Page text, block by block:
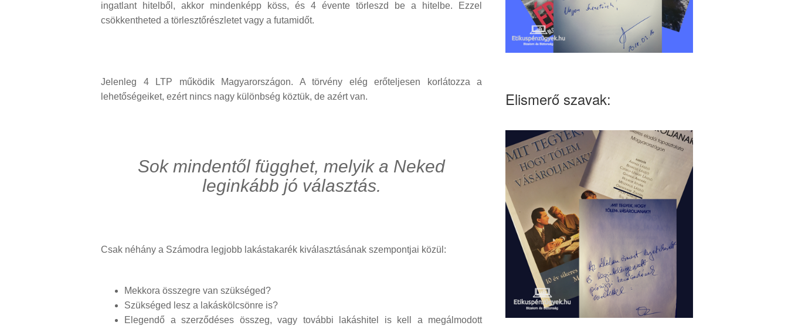
ingatlant hitelből, akkor mindenképp köss, és 4 évente törleszd be a hitelbe. Ezzel
csökkentheted a törlesztőrészletet vagy a futamidőt.
Jelenleg 4 LTP működik Magyarországon. A törvény elég erőteljesen korlátozza a
lehetőségeiket, ezért nincs nagy különbség köztük, de azért van.
Sok mindentől függhet, melyik a Neked
leginkább jó választás.
Csak néhány a Számodra legjobb lakástakarék kiválasztásának szempontjai közül:
Mekkora összegre van szükséged?
Szükséged lesz a lakáskölcsönre is?
Elegendő a szerződéses összeg, vagy további lakáshitel is kell a megálmodott
Elismerő szavak: